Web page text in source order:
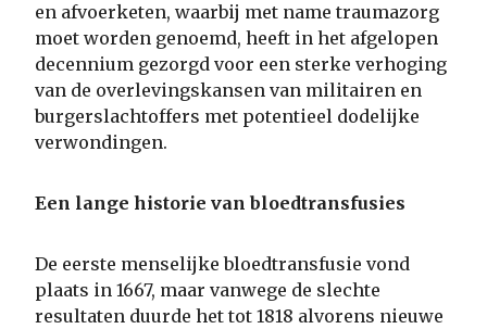
en afvoerketen, waarbij met name traumazorg
moet worden genoemd, heeft in het afgelopen
decennium gezorgd voor een sterke verhoging
van de overlevingskansen van militairen en
burgerslachtoffers met potentieel dodelijke
verwondingen.
Een lange historie van bloedtransfusies
De eerste menselijke bloedtransfusie vond
plaats in 1667, maar vanwege de slechte
resultaten duurde het tot 1818 alvorens nieuwe